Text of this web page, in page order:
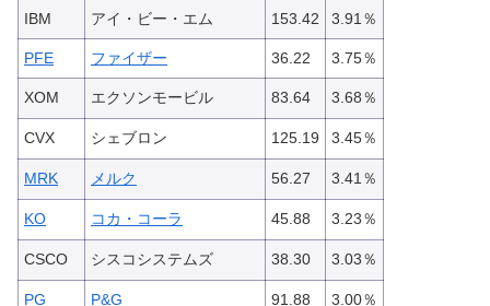
IBM アイ・ビー・エム 153.42 3.91％
PFE ファイザー 36.22 3.75％
XOM エクソンモービル 83.64 3.68％
CVX シェブロン 125.19 3.45％
MRK メルク 56.27 3.41％
KO コカ・コーラ 45.88 3.23％
CSCO シスコシステムズ 38.30 3.03％
PG P&G 91.88 3.00％